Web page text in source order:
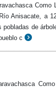
Anisacate, a
de
c